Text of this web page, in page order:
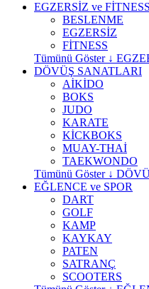
EGZERSİZ ve FİTNESS
BESLENME
EGZERSİZ
FİTNESS
Tümünü Göster ↓
DÖVÜŞ SANATLARI
AİKİDO
BOKS
JUDO
KARATE
KİCKBOKS
MUAY-THAİ
TAEKWONDO
Tümünü Göster ↓
EĞLENCE ve SPOR
DART
GOLF
KAMP
KAYKAY
PATEN
SATRANÇ
SCOOTERS